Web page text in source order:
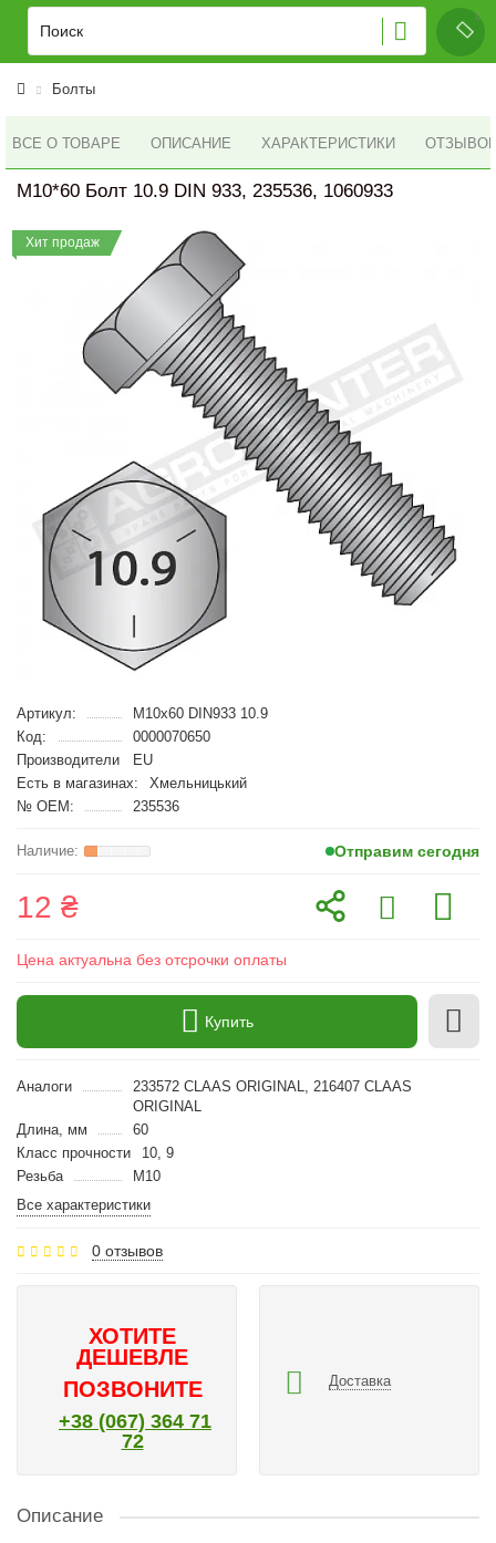
Болты
ВСЕ О ТОВАРЕ ОПИСАНИЕ ХАРАКТЕРИСТИКИ ОТЗЫВОВ
M10*60 Болт 10.9 DIN 933, 235536, 1060933
Хит продаж
Артикул:
M10x60 DIN933 10.9
Код:
0000070650
Производители
EU
Есть в магазинах:
Хмельницький
№ OEM:
235536
Отправим сегодня
12 ₴
Цена актуальна без отсрочки оплаты
Купить
Аналоги
233572 CLAAS ORIGINAL, 216407 CLAAS
ORIGINAL
Длина, мм
60
Класс прочности
10, 9
Резьба
M10
Все характеристики
0 отзывов
ХОТИТЕ
ДЕШЕВЛЕ
ПОЗВОНИТЕ
+38 (067) 364 71
72
Доставка
Описание